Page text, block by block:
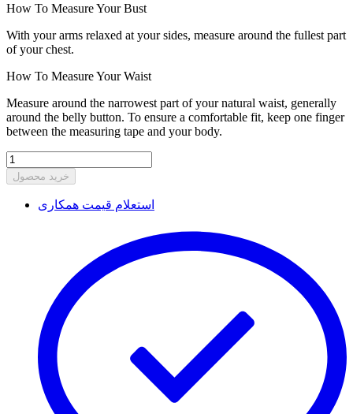
How To Measure Your Bust
With your arms relaxed at your sides, measure around the fullest part
of your chest.
How To Measure Your Waist
Measure around the narrowest part of your natural waist, generally
around the belly button. To ensure a comfortable fit, keep one finger
between the measuring tape and your body.
خرید محصول
استعلام قیمت همکاری